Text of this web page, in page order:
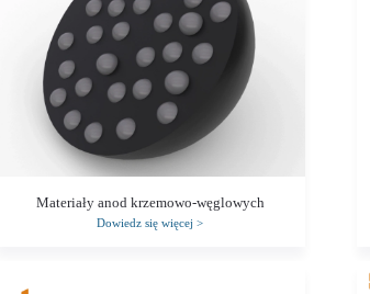
Materiały anod krzemowo-węglowych
Dowiedz się więcej>